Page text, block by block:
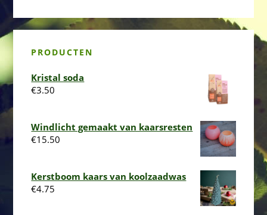
PRODUCTEN
Kristal soda
€3.50
Windlicht gemaakt van kaarsresten
€15.50
Kerstboom kaars van koolzaadwas
€4.75